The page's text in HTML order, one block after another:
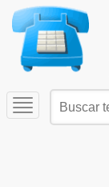
Toggle
navigation